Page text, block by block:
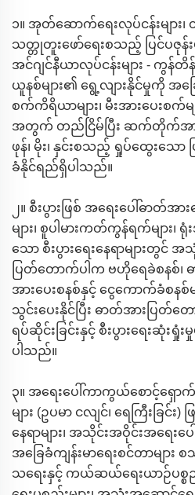
၁။ အုတ်ဆောက်ရေးလုပ်ငန်းများ
သတ္တုတူးဖော်ရေးစသည့် ပြင်ပဇုန်
အင်ဂျင်နီယာလုပ်ငန်းများ - ကွန်
ယူနစ်များ၏ ရွေ့လျားနိုင်မှုကို အ
စက်ကိရိယာများ၊ မီးအားပေးစက်မျ
အတွက် တည်ငြိမ်ပြီး ဆက်တိုက်အား
ဖုန်၊ မိုး၊ နှင်းစသည့် ရှုပ်ထွေးသော
ခံနိုင်ရည်ရှိပါသည်။
၂။ စီးပွားဖြစ် အရေးပေါ်ဓာတ်အာ
များ၊ စူပါမားကတ်ကွန်ရက်များ
သော စီးပွားရေးနေရာများတွင်
ပြတ်တောက်ပါက ဗဟိုရေခဲစနစ်၊
အားပေးစနစ်နှင့် ငွေကောက်ခံစနစ်
သွင်းပေးနိုင်ပြီး ဓာတ်အားပြတ်တေ
ရပ်ဆိုင်းခြင်းနှင့် စီးပွားရေးဆုံးရှုံ
ပါသည်။
၃။ အရေးပေါ်ကာကွယ်စောင့်ရှော
များ (ဥပမာ ငလျင်၊ ရေကြီးခြင်း)
နေရာများ၊ အသိုင်းအဝိုင်းအရေးပေ
အခြေခံကျန်းမာရေးစင်တာများ
သရေးနှင့် ကယ်ဆယ်ရေးယာဉ်ပစ္